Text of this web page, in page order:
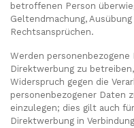
betroffenen Person
Geltendmachung,
Rechtsansprüchen.
Werden
Direktwerbung zu
Widerspruch gegen die
personenbezogener Daten
einzulegen; dies gilt auch
Direktwerbung in